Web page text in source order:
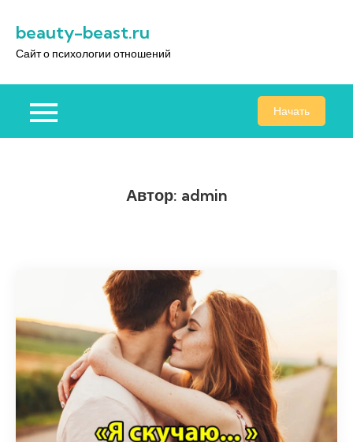
содержимому
beauty-beast.ru
Сайт о психологии отношений
Начать
Автор: admin